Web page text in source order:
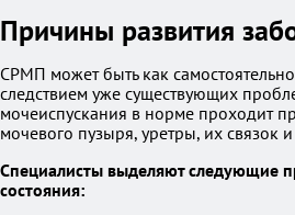
Причины развития
СРМП может быть как
следствием уже существующих
мочеиспускания в норме проходит
мочевого пузыря, уретры, их связок
Специалисты выделяют следующие
состояния: